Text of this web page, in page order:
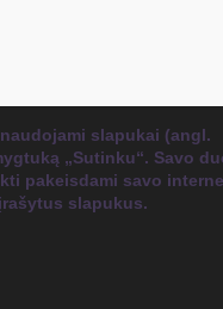
slapukai (angl.
„Sutinku“. Savo
pakeisdami savo
slapukus.